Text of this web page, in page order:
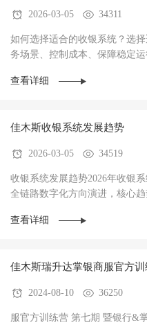
2026-03-05 34311
如何选择适合的收银系统？选
务场景、控制成本、保障稳定
查看详细
佳木斯收银系统发展趋势
2026-03-05 34519
收银系统发展趋势2026年收银
全链路数字化方向演进，核心
查看详细
佳木斯瑞升达掌银商服官方训
2024-08-10 36250
服官方训练营 第七期 暨银行&